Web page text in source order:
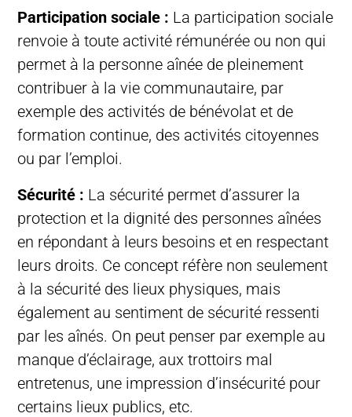
Participation sociale : La participation sociale
renvoie à toute activité rémunérée ou non qui
permet à la personne aînée de pleinement
contribuer à la vie communautaire, par
exemple des activités de bénévolat et de
formation continue, des activités citoyennes
ou par l’emploi.
Sécurité : La sécurité permet d’assurer la
protection et la dignité des personnes aînées
en répondant à leurs besoins et en respectant
leurs droits. Ce concept réfère non seulement
à la sécurité des lieux physiques, mais
également au sentiment de sécurité ressenti
par les aînés. On peut penser par exemple au
manque d’éclairage, aux trottoirs mal
entretenus, une impression d’insécurité pour
certains lieux publics, etc.